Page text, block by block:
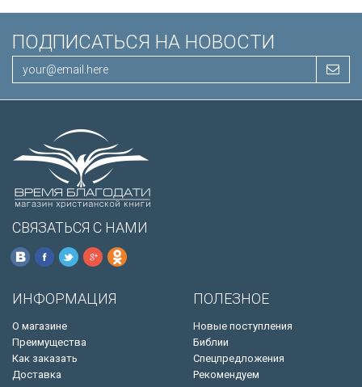
ПОДПИСАТЬСЯ НА НОВОСТИ
СВЯЗАТЬСЯ С НАМИ
ИНФОРМАЦИЯ
О магазине
Преимущества
Как заказать
Доставка
ПОЛЕЗНОЕ
Новые поступления
Библии
Спецпредложения
Рекомендуем